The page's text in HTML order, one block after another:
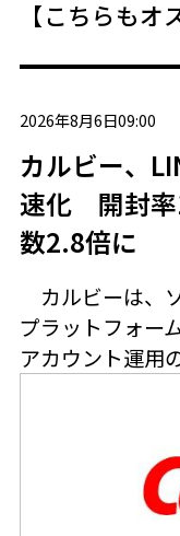
【こちらもオ
2026年8月6日09:00
カルビー、
速化 開封率
数2.8倍に
カルビーは、
プラットフォー
アカウント運用